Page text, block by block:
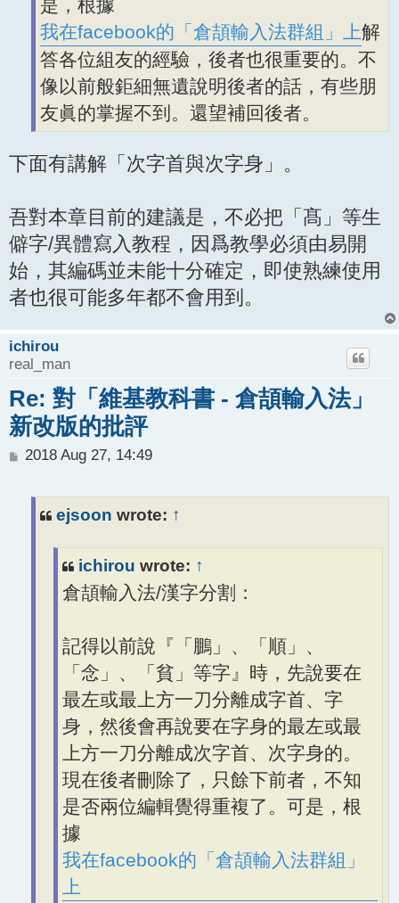
是，根據
我在facebook的「倉頡輸入法群組」上解
答各位組友的經驗，後者也很重要的。不
像以前般鉅細無遺說明後者的話，有些朋
友眞的掌握不到。還望補回後者。
下面有講解「次字首與次字身」。
吾對本章目前的建議是，不必把「髙」等生
僻字/異體寫入教程，因爲教學必須由易開
始，其編碼並未能十分確定，即使熟練使用
者也很可能多年都不會用到。
ichirou
real_man
Re: 對「維基教科書 - 倉頡輸入法」
新改版的批評
P
2018 Aug 27, 14:49
ejsoon wrote: ↑
ichirou wrote: ↑
倉頡輸入法/漢字分割：
記得以前說『「鵬」、「順」、
「念」、「貧」等字』時，先說要在
最左或最上方一刀分離成字首、字
身，然後會再說要在字身的最左或最
上方一刀分離成次字首、次字身的。
現在後者刪除了，只餘下前者，不知
是否兩位編輯覺得重複了。可是，根
據
我在facebook的「倉頡輸入法群組」
上